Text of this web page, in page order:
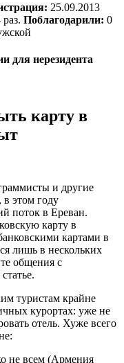
25.09.2013
раз. Поблагодарили: 0
для нерезидента
карту в
и другие
этом году
поток в Ереван.
карту в
картами в
лишь в нескольких
общения с
туристам крайне
курортах: уже не
отель. Хуже всего
не всем (Армения